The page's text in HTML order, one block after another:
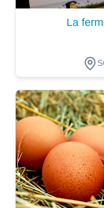
La
Dégustation